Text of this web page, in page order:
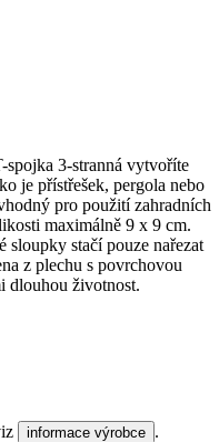
spojka 3-stranná vytvoříte
je přístřešek, pergola nebo
pro použití zahradních
maximálně 9 x 9 cm.
sloupky stačí pouze nařezat
z plechu s povrchovou
dlouhou životnost.
informace výrobce .